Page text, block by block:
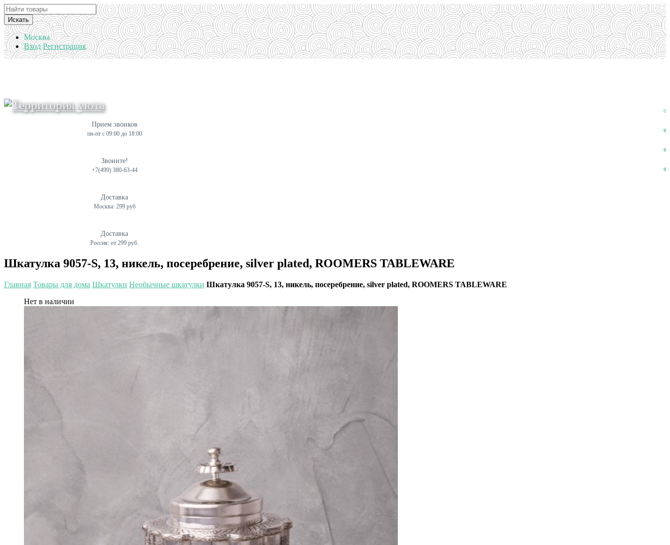
Искать
Москва
Вход Регистрация
0
0
0
0
Прием звонков
пн-пт с 09:00 до 18:00
Звоните!
+7(499) 380-63-44
Доставка
Москва: 299 руб
Доставка
Россия: от 299 руб.
Шкатулка 9057-S, 13, никель, посеребрение, silver plated, ROOMERS TABLEWARE
Главная Товары для дома Шкатулки Необычные шкатулки Шкатулка 9057-S, 13, никель, посеребрение, silver plated, ROOMERS TABLEWARE
Нет в наличии